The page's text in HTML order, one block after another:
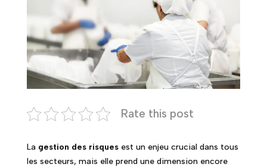
Rate this post
La gestion des risquesest un enjeu crucial dans tous
les secteurs, mais elle prend une dimension encore